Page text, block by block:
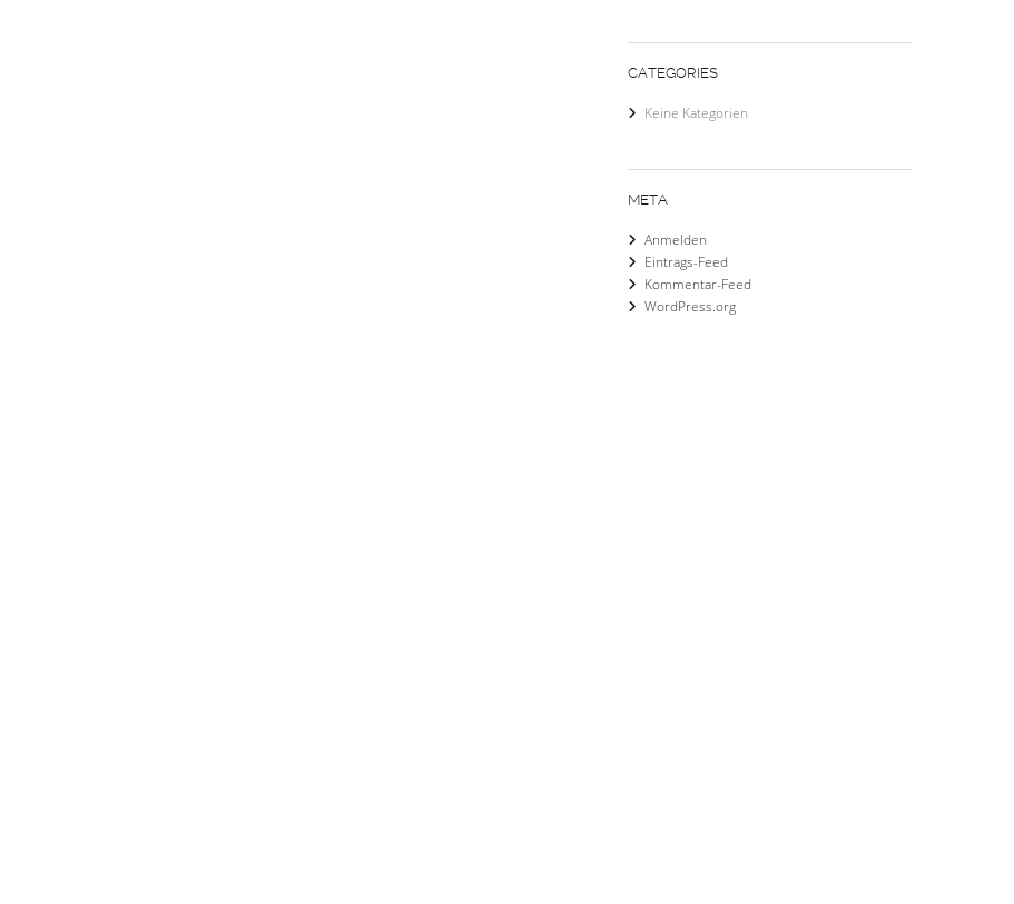
CATEGORIES
Keine Kategorien
META
Anmelden
Eintrags-Feed
Kommentar-Feed
WordPress.org